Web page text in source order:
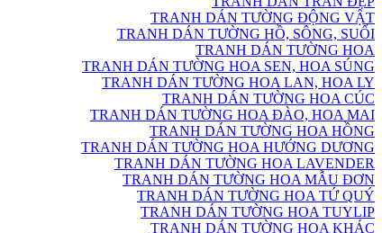
TRANH DÁN TƯỜNG ĐỘNG VẬT
TRANH DÁN TƯỜNG HỒ, SÔNG, SUỐI
TRANH DÁN TƯỜNG HOA
TRANH DÁN TƯỜNG HOA SEN, HOA SÚNG
TRANH DÁN TƯỜNG HOA LAN, HOA LY
TRANH DÁN TƯỜNG HOA CÚC
TRANH DÁN TƯỜNG HOA ĐÀO, HOA MAI
TRANH DÁN TƯỜNG HOA HỒNG
TRANH DÁN TƯỜNG HOA HƯỚNG DƯƠNG
TRANH DÁN TƯỜNG HOA LAVENDER
TRANH DÁN TƯỜNG HOA MẪU ĐƠN
TRANH DÁN TƯỜNG HOA TỨ QUÝ
TRANH DÁN TƯỜNG HOA TUYLIP
TRANH DÁN TƯỜNG HOA KHÁC